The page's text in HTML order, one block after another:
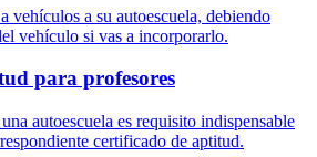
vehículos a su autoescuela, debiendo
vehículo si vas a incorporarlo.
para profesores
autoescuela es requisito indispensable
certificado de aptitud.